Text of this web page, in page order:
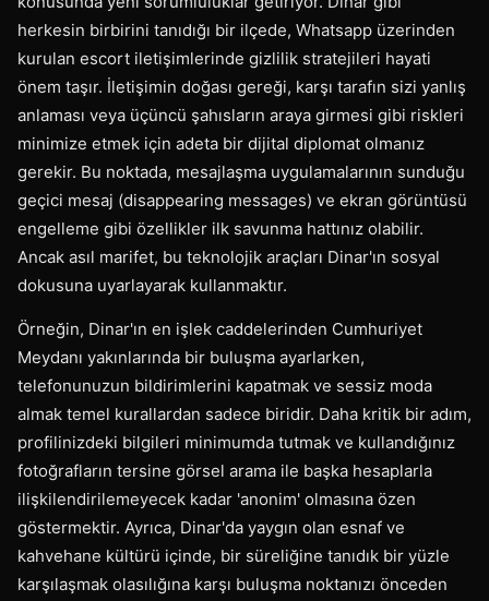
herkesin birbirini tanıdığı bir ilçede, Whatsapp üzerinden
kurulan escort iletişimlerinde gizlilik stratejileri hayati
önem taşır. İletişimin doğası gereği, karşı tarafın sizi yanlış
anlaması veya üçüncü şahısların araya girmesi gibi riskleri
minimize etmek için adeta bir dijital diplomat olmanız
gerekir. Bu noktada, mesajlaşma uygulamalarının sunduğu
geçici mesaj (disappearing messages) ve ekran görüntüsü
engelleme gibi özellikler ilk savunma hattınız olabilir.
Ancak asıl marifet, bu teknolojik araçları Dinar'ın sosyal
dokusuna uyarlayarak kullanmaktır.
Örneğin, Dinar'ın en işlek caddelerinden Cumhuriyet
Meydanı yakınlarında bir buluşma ayarlarken,
telefonunuzun bildirimlerini kapatmak ve sessiz moda
almak temel kurallardan sadece biridir. Daha kritik bir adım,
profilinizdeki bilgileri minimumda tutmak ve kullandığınız
fotoğrafların tersine görsel arama ile başka hesaplarla
ilişkilendirilemeyecek kadar 'anonim' olmasına özen
göstermektir. Ayrıca, Dinar'da yaygın olan esnaf ve
kahvehane kültürü içinde, bir süreliğine tanıdık bir yüzle
karşılaşmak olasılığına karşı buluşma noktanızı önceden